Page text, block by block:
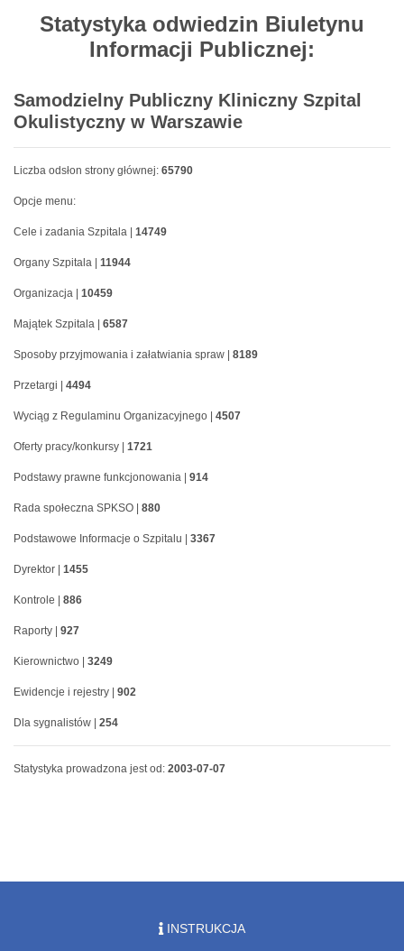
Statystyka odwiedzin Biuletynu
Informacji Publicznej:
Samodzielny Publiczny Kliniczny Szpital
Okulistyczny w Warszawie
Liczba odsłon strony głównej: 65790
Opcje menu:
Cele i zadania Szpitala | 14749
Organy Szpitala | 11944
Organizacja | 10459
Majątek Szpitala | 6587
Sposoby przyjmowania i załatwiania spraw | 8189
Przetargi | 4494
Wyciąg z Regulaminu Organizacyjnego | 4507
Oferty pracy/konkursy | 1721
Podstawy prawne funkcjonowania | 914
Rada społeczna SPKSO | 880
Podstawowe Informacje o Szpitalu | 3367
Dyrektor | 1455
Kontrole | 886
Raporty | 927
Kierownictwo | 3249
Ewidencje i rejestry | 902
Dla sygnalistów | 254
Statystyka prowadzona jest od: 2003-07-07
INSTRUKCJA